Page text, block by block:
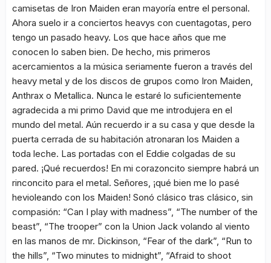
camisetas de Iron Maiden eran mayoría entre el personal.
Ahora suelo ir a conciertos heavys con cuentagotas, pero
tengo un pasado heavy. Los que hace años que me
conocen lo saben bien. De hecho, mis primeros
acercamientos a la música seriamente fueron a través del
heavy metal y de los discos de grupos como Iron Maiden,
Anthrax o Metallica. Nunca le estaré lo suficientemente
agradecida a mi primo David que me introdujera en el
mundo del metal. Aún recuerdo ir a su casa y que desde la
puerta cerrada de su habitación atronaran los Maiden a
toda leche. Las portadas con el Eddie colgadas de su
pared. ¡Qué recuerdos! En mi corazoncito siempre habrá un
rinconcito para el metal. Señores, ¡qué bien me lo pasé
hevioleando con los Maiden! Sonó clásico tras clásico, sin
compasión: “Can I play with madness”, “The number of the
beast”, “The trooper” con la Union Jack volando al viento
en las manos de mr. Dickinson, “Fear of the dark”, “Run to
the hills”, “Two minutes to midnight”, “Afraid to shoot